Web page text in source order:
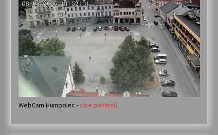
WebCam Humpolec -více pohledů